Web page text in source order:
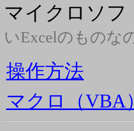
マイクロソフ
いExcelのものな
操作方法
マクロ（VBA）